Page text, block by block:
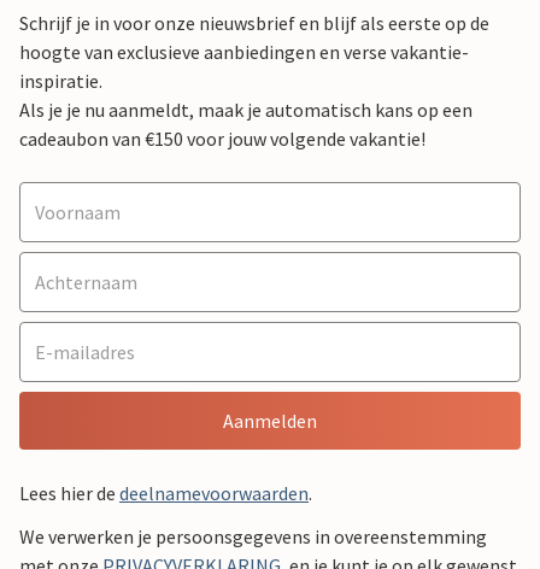
Schrijf je in voor onze nieuwsbrief en blijf als eerste op de
hoogte van exclusieve aanbiedingen en verse vakantie-
inspiratie.
Als je je nu aanmeldt, maak je automatisch kans op een
cadeaubon van €150 voor jouw volgende vakantie!
Aanmelden
Lees hier de deelnamevoorwaarden.
We verwerken je persoonsgegevens in overeenstemming